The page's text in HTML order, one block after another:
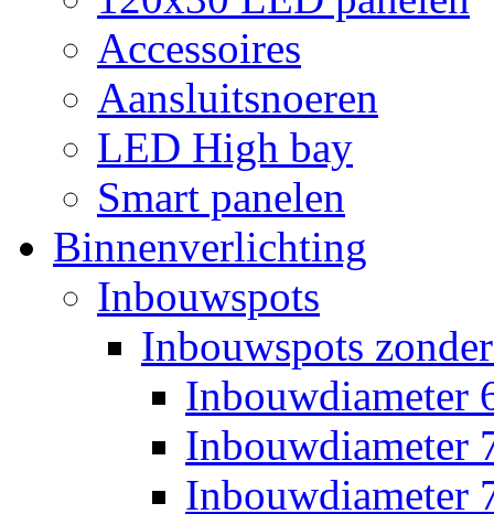
Accessoires
Aansluitsnoeren
LED High bay
Smart panelen
Binnenverlichting
Inbouwspots
Inbouwspots
Inbouwdiameter
Inbouwdiameter
Inbouwdiameter